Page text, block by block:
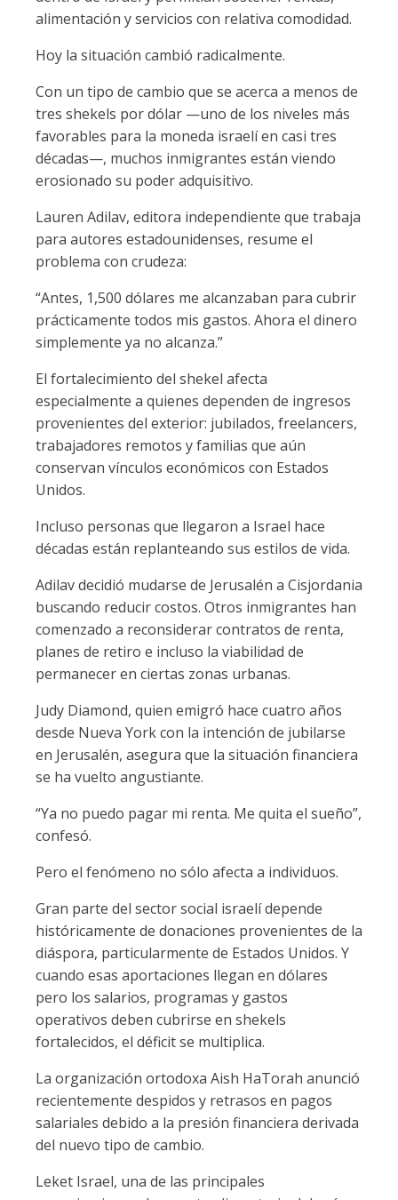
alimentación y servicios con relativa comodidad.
Hoy la situación cambió radicalmente.
Con un tipo de cambio que se acerca a menos de
tres shekels por dólar —uno de los niveles más
favorables para la moneda israelí en casi tres
décadas—, muchos inmigrantes están viendo
erosionado su poder adquisitivo.
Lauren Adilav, editora independiente que trabaja
para autores estadounidenses, resume el
problema con crudeza:
“Antes, 1,500 dólares me alcanzaban para cubrir
prácticamente todos mis gastos. Ahora el dinero
simplemente ya no alcanza.”
El fortalecimiento del shekel afecta
especialmente a quienes dependen de ingresos
provenientes del exterior: jubilados, freelancers,
trabajadores remotos y familias que aún
conservan vínculos económicos con Estados
Unidos.
Incluso personas que llegaron a Israel hace
décadas están replanteando sus estilos de vida.
Adilav decidió mudarse de Jerusalén a Cisjordania
buscando reducir costos. Otros inmigrantes han
comenzado a reconsiderar contratos de renta,
planes de retiro e incluso la viabilidad de
permanecer en ciertas zonas urbanas.
Judy Diamond, quien emigró hace cuatro años
desde Nueva York con la intención de jubilarse
en Jerusalén, asegura que la situación financiera
se ha vuelto angustiante.
“Ya no puedo pagar mi renta. Me quita el sueño”,
confesó.
Pero el fenómeno no sólo afecta a individuos.
Gran parte del sector social israelí depende
históricamente de donaciones provenientes de la
diáspora, particularmente de Estados Unidos. Y
cuando esas aportaciones llegan en dólares
pero los salarios, programas y gastos
operativos deben cubrirse en shekels
fortalecidos, el déficit se multiplica.
La organización ortodoxa Aish HaTorah anunció
recientemente despidos y retrasos en pagos
salariales debido a la presión financiera derivada
del nuevo tipo de cambio.
Leket Israel, una de las principales